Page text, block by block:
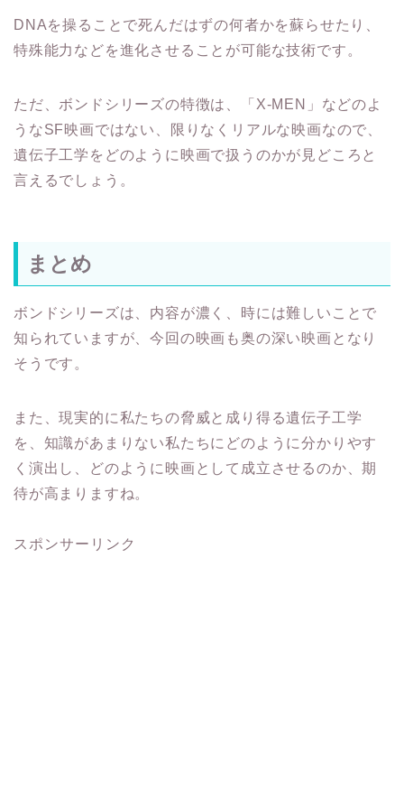
DNAを操ることで死んだはずの何者かを蘇らせたり、
特殊能力などを進化させることが可能な技術です。
ただ、ボンドシリーズの特徴は、「X-MEN」などのよ
うなSF映画ではない、限りなくリアルな映画なので、
遺伝子工学をどのように映画で扱うのかが見どころと
言えるでしょう。
まとめ
ボンドシリーズは、内容が濃く、時には難しいことで
知られていますが、今回の映画も奥の深い映画となり
そうです。
また、現実的に私たちの脅威と成り得る遺伝子工学
を、知識があまりない私たちにどのように分かりやす
く演出し、どのように映画として成立させるのか、期
待が高まりますね。
スポンサーリンク